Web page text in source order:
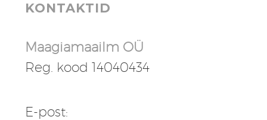
KONTAKTID
Maagiamaailm OÜ
Reg. kood 14040434
E-post: